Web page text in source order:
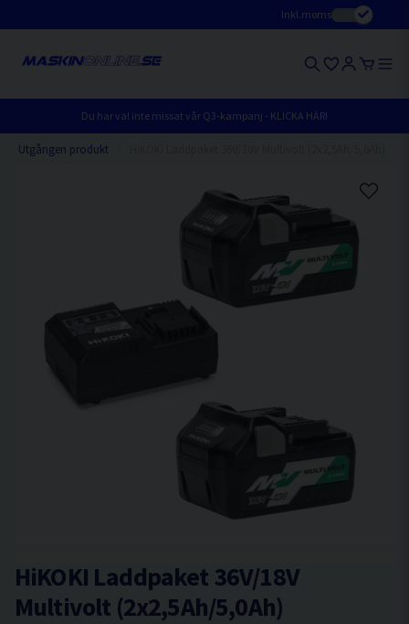
Inkl.moms
Du har väl inte missat vår Q3-kampanj - KLICKA HÄR!
Utgången produkt
HiKOKI Laddpaket 36V/18V
Multivolt (2x2,5Ah/5,0Ah)